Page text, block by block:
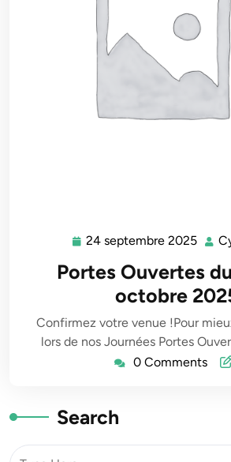
24 septembre 2025
Portes Ouvertes du
octobre
Confirmez votre venue !Pour
lors de nos Journées Portes
0 Comments
Search